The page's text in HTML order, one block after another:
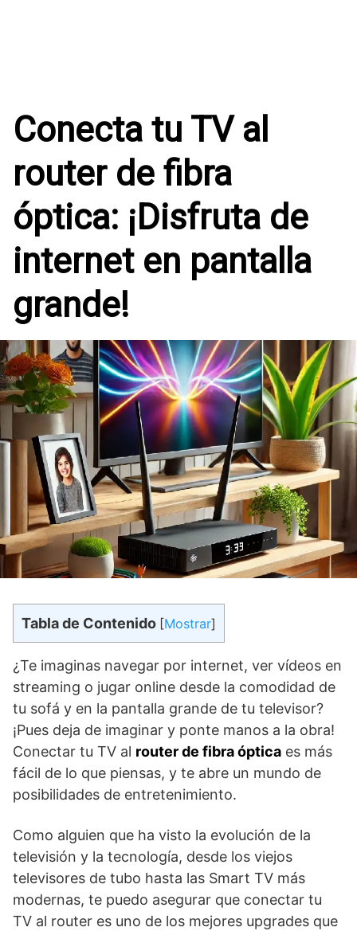
Conecta tu TV al
router de fibra
óptica: ¡Disfruta de
internet en pantalla
grande!
Tabla de Contenido [Mostrar]
¿Te imaginas navegar por internet, ver vídeos en
streaming o jugar online desde la comodidad de
tu sofá y en la pantalla grande de tu televisor?
¡Pues deja de imaginar y ponte manos a la obra!
Conectar tu TV al router de fibra óptica es más
fácil de lo que piensas, y te abre un mundo de
posibilidades de entretenimiento.
Como alguien que ha visto la evolución de la
televisión y la tecnología, desde los viejos
televisores de tubo hasta las Smart TV más
modernas, te puedo asegurar que conectar tu
TV al router es uno de los mejores upgrades que